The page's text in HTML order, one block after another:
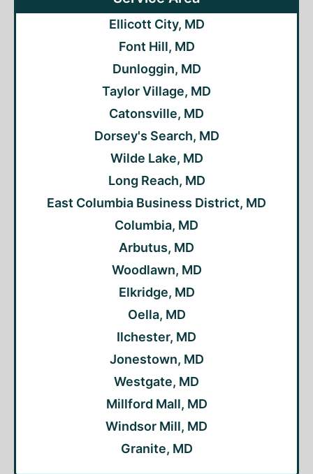
Ellicott City, MD
Font Hill, MD
Dunloggin, MD
Taylor Village, MD
Catonsville, MD
Dorsey's Search, MD
Wilde Lake, MD
Long Reach, MD
East Columbia Business District, MD
Columbia, MD
Arbutus, MD
Woodlawn, MD
Elkridge, MD
Oella, MD
Ilchester, MD
Jonestown, MD
Westgate, MD
Millford Mall, MD
Windsor Mill, MD
Granite, MD